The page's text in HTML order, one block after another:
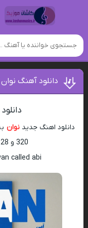
دانلود آهنگ
دانلود اهنگ جدیدنوان
320 و 128 از رسانه ی
called abi